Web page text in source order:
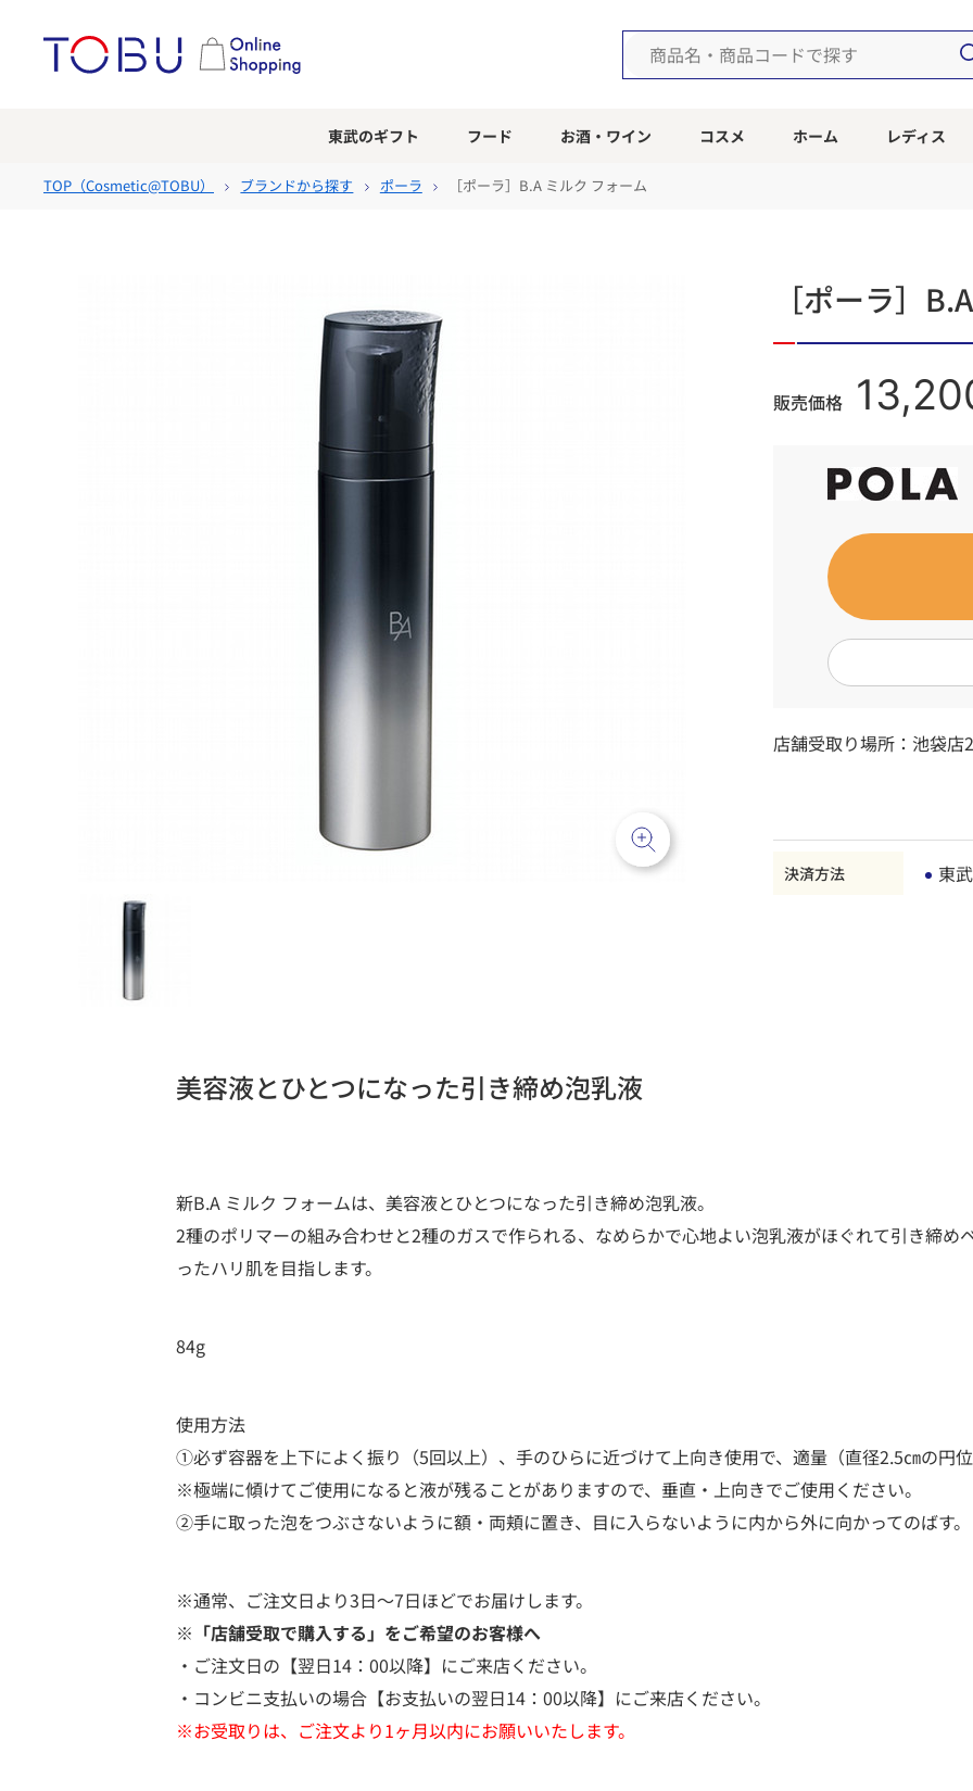
東武のギフト フード お酒・ワイン コスメ ホーム レディス
TOP（Cosmetic@TOBU） ブランドから探す ポーラ ［ポーラ］B.A ミルク フォーム
［ポーラ］
販売価格
店舗受取り場所： 池袋店
決済方法 東
美容液とひとつになった引き締め泡乳液
新B.A ミルク フォームは、美容液とひとつになった引き締め泡乳液。
2種のポリマーの組み合わせと2種のガスで作られる、なめらかで心地よい泡乳液がほぐれて引き締め
ったハリ肌を目指します。
84g
使用方法
①必ず容器を上下によく振り（5回以上）、手のひらに近づけて上向き使用で、適量（直径2.5㎝の円
※極端に傾けてご使用になると液が残ることがありますので、垂直・上向きでご使用ください。
②手に取った泡をつぶさないように額・両頬に置き、目に入らないように内から外に向かってのばす。
※通常、ご注文日より3日～7日ほどでお届けします。
※「店舗受取で購入する」をご希望のお客様へ
・ご注文日の【翌日14：00以降】にご来店ください。
・コンビニ支払いの場合【お支払いの翌日14：00以降】にご来店ください。
※お受取りは、ご注文より1ヶ月以内にお願いいたします。